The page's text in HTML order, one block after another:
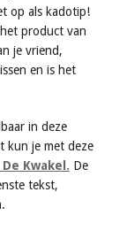
op als kadotip!
product van
je vriend,
en is het
in deze
kun je met deze
Kwakel. De
tekst,